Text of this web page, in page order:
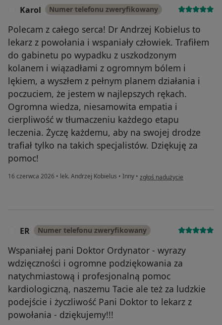
Karol Numer telefonu zweryfikowany
Polecam z całego serca! Dr Andrzej Kobielus to
lekarz z powołania i wspaniały człowiek. Trafiłem
do gabinetu po wypadku z uszkodzonym
kolanem i wiązadłami z ogromnym bólem i
lękiem, a wyszłem z pełnym planem działania i
poczuciem, że jestem w najlepszych rękach.
Ogromna wiedza, niesamowita empatia i
cierpliwość w tłumaczeniu każdego etapu
leczenia. Życzę każdemu, aby na swojej drodze
trafiał tylko na takich specjalistów. Dziękuję za
pomoc!
16 czerwca 2026 • lek. Andrzej Kobielus • Inny • w opinii użytkownika Karol
zgłoś nadużycie
ER Numer telefonu zweryfikowany
Wspaniałej pani Doktor Ordynator - wyrazy
wdzięczności i ogromne podziękowania za
natychmiastową i profesjonalną pomoc
kardiologiczną, naszemu Tacie ale też za ludzkie
podejście i życzliwość Pani Doktor to lekarz z
powołania - dziękujemy!!!